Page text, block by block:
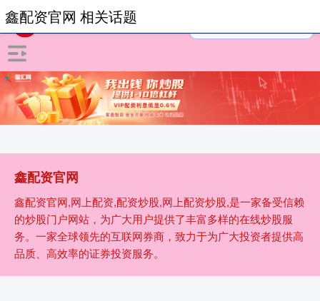
鑫配资官网
鑫配资官网,网上配资,配资炒股,网上配资炒股,是一家备受信赖
的炒股门户网站，为广大用户提供了丰富多样的在线炒股服
务。一家全球领先的互联网券商，致力于为广大投资者提供高
品质、高效率的证券投资服务。
鑫配资官网 相关话题